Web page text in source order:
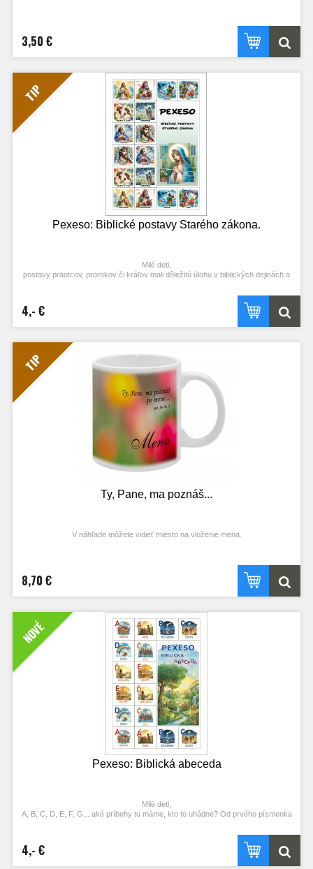
3,50 €
TIP
Pexeso: Biblické postavy Starého zákona.
Milé deti,
postavy praotcov, prorokov či kráľov mali dôležitú úlohu v biblických dejinách a
Bohu. Ich posolstvá sú stále aktuálne pre nás aj v dnešnej dobe.
Mojžiš a Oziáš
sudcovia Debora a Samson
králi - Ezechiáš, Jeroboam, Dávid a Šalamún
biblické ženy - Abigail, Alžbeta, Ester, Judita, Lótova žena, Rahab, Ráchel,
Rebeka, Rút a Sára
veľkňaz Áron
Prajeme vám veľa radosti pri tejto hre.
4,- €
TIP
Ty, Pane, ma poznáš...
V náhľade môžete vidieť miesto na vloženie mena.
8,70 €
NOVÉ
Pexeso: Biblická abeceda
Milé deti,
A, B, C, D, E, F, G... aké príbehy tu máme, kto to uhádne? Od prvého písmenka
Milí kamaráti a šikovní budúci školáci! Vitajte pri našej dobrodružnej Biblickej
abecede. Toto pexeso nie je len o rýchlom hľadaní dvoch rovnakých obrázkov.
Je to vaša tajná a nesmierne zábavná pomôcka, vďaka ktorej sa s ľahkosťou,
4,- €